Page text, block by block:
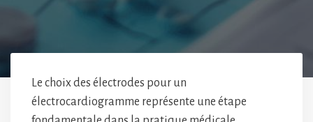
Le choix des électrodes pour un
électrocardiogramme représente une étape